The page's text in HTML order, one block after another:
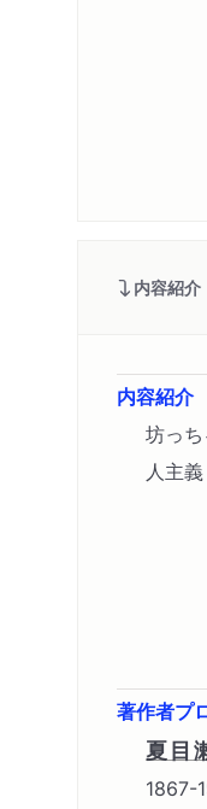
内容紹介
内容紹介
坊っ
人主
著作者プ
夏目
1867-